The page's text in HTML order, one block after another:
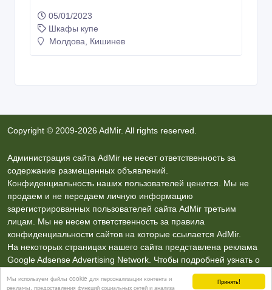
Принять!
Мы используем файлы cookie для персонализации контента и
рекламы, предоставления функций социальных сетей и анализа
05/01/2023
Шкафы купе
Молдова, Кишинев
Copyright © 2009-2026 AdMir. All rights reserved.
Администрация сайта AdMir не несет ответственность за
содержание размещенных объявлений.
Конфиденциальность наших пользователей ценится. Мы не
продаем и не передаем личную информацию
зарегистрированных пользователей сайта AdMir третьим
лицам. Мы не несем ответственность за правила
конфиденциальности сайтов на которые ссылается AdMir.
На некоторых страницах нашего сайта представлена реклама
Google Adsense Advertising Network. Чтобы подробней узнать о
нажмите тут.